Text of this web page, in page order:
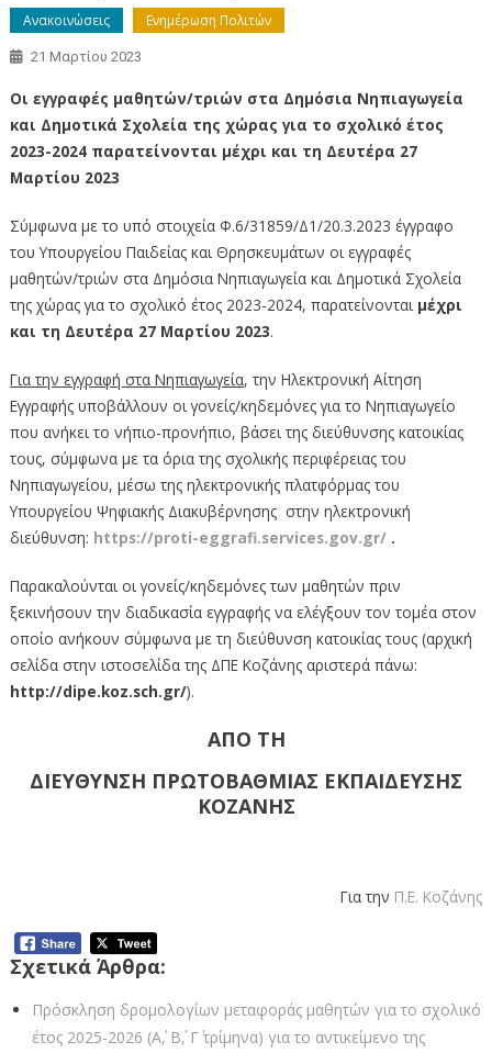
Ανακοινώσεις Ενημέρωση Πολιτών
21 Μαρτίου 2023
Οι εγγραφές μαθητών/τριών στα Δημόσια Νηπιαγωγεία
και Δημοτικά Σχολεία της χώρας για το σχολικό έτος
2023-2024 παρατείνονται μέχρι και τη Δευτέρα 27
Μαρτίου 2023
Σύμφωνα με το υπό στοιχεία Φ.6/31859/Δ1/20.3.2023 έγγραφο
του Υπουργείου Παιδείας και Θρησκευμάτων οι εγγραφές
μαθητών/τριών στα Δημόσια Νηπιαγωγεία και Δημοτικά Σχολεία
της χώρας για το σχολικό έτος 2023-2024, παρατείνονται μέχρι
και τη Δευτέρα 27 Μαρτίου 2023.
Για την εγγραφή στα Νηπιαγωγεία, την Ηλεκτρονική Αίτηση
Εγγραφής υποβάλλουν οι γονείς/κηδεμόνες για το Νηπιαγωγείο
που ανήκει το νήπιο-προνήπιο, βάσει της διεύθυνσης κατοικίας
τους, σύμφωνα με τα όρια της σχολικής περιφέρειας του
Νηπιαγωγείου, μέσω της ηλεκτρονικής πλατφόρμας του
Υπουργείου Ψηφιακής Διακυβέρνησης στην ηλεκτρονική
διεύθυνση: https://proti-eggrafi.services.gov.gr/.
Παρακαλούνται οι γονείς/κηδεμόνες των μαθητών πριν
ξεκινήσουν την διαδικασία εγγραφής να ελέγξουν τον τομέα στον
οποίο ανήκουν σύμφωνα με τη διεύθυνση κατοικίας τους (αρχική
σελίδα στην ιστοσελίδα της ΔΠΕ Κοζάνης αριστερά πάνω:
http://dipe.koz.sch.gr/).
ΑΠΟ ΤΗ
ΔΙΕΥΘΥΝΣΗ ΠΡΩΤΟΒΑΘΜΙΑΣ ΕΚΠΑΙΔΕΥΣΗΣ
ΚΟΖΑΝΗΣ
Για την Π.Ε. Κοζάνης
Σχετικά Άρθρα:
Πρόσκληση δρομολογίων μεταφοράς μαθητών για το σχολικό
έτος 2025-2026 (Α΄, Β΄, Γ΄ τρίμηνα) για το αντικείμενο της